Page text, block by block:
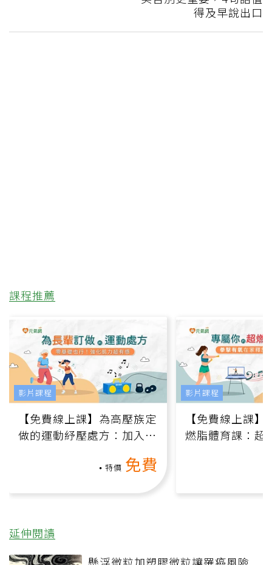
得及早說出口
課程推薦
【免費線上課】為高壓族定
做的運動紓壓處方：加入行
特價 免費
影片課程
【免費線上課
燃脂體育課：超
影片課程
延伸閱讀